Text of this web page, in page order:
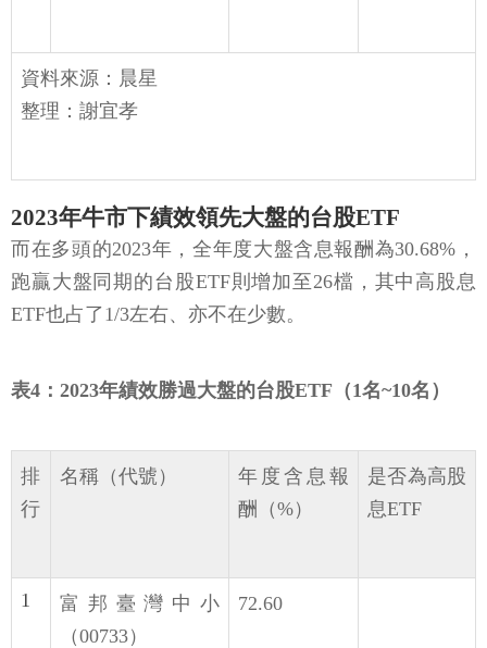
資料來源：晨星
整理：謝宜孝
2023年牛市下績效領先大盤的台股ETF
而在多頭的2023年，全年度大盤含息報酬為30.68%，
跑贏大盤同期的台股ETF則增加至26檔，其中高股息
ETF也占了1/3左右、亦不在少數。
表4：2023年績效勝過大盤的台股ETF（1名~10名）
排
行
名稱（代號）
年度含息報
酬（%）
是否為高股
息ETF
1
富邦臺灣中小
（00733）
72.60